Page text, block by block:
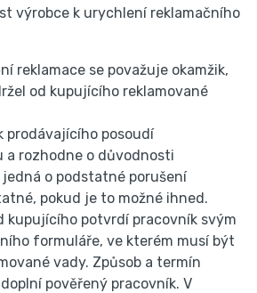
výrobce k urychlení reklamačního
reklamace se považuje okamžik,
od kupujícího reklamované
prodávajícího posoudí
a rozhodne o důvodnosti
jedná o podstatné porušení
pokud je to možné ihned.
kupujícího potvrdí pracovník svým
formuláře, ve kterém musí být
vady. Způsob a termín
pověřený pracovník. V